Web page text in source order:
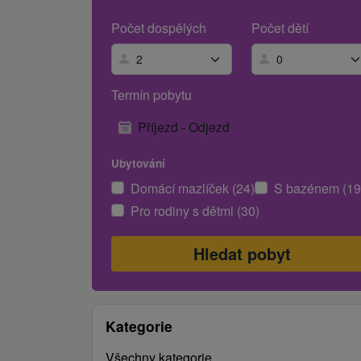
Počet dospělých
Počet dětí
Termín pobytu
Příjezd - Odjezd
Ubytování
Domácí mazlíček (24)
S bazénem
Pro rodiny s dětmi (30)
Kategorie